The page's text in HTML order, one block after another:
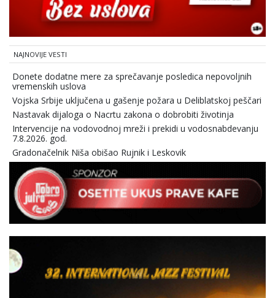
NAJNOVIJE VESTI
Donete dodatne mere za sprečavanje posledica nepovoljnih
vremenskih uslova
Vojska Srbije uključena u gašenje požara u Deliblatskoj peščari
Nastavak dijaloga o Nacrtu zakona o dobrobiti životinja
Intervencije na vodovodnoj mreži i prekidi u vodosnabdevanju
7.8.2026. god.
Gradonačelnik Niša obišao Rujnik i Leskovik